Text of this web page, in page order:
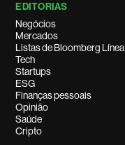
EDITORIAS
Negócios
Mercados
Listas de Bloomberg Línea
Tech
Startups
ESG
Finanças pessoais
Opinião
Saúde
Cripto